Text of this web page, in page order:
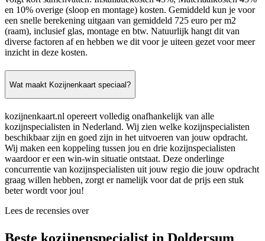
en 10% overige (sloop en montage) kosten. Gemiddeld kun je voor
een snelle berekening uitgaan van gemiddeld 725 euro per m2
(raam), inclusief glas, montage en btw. Natuurlijk hangt dit van
diverse factoren af en hebben we dit voor je uiteen gezet voor meer
inzicht in deze kosten.
Wat maakt Kozijnenkaart speciaal?
kozijnenkaart.nl opereert volledig onafhankelijk van alle
kozijnspecialisten in Nederland. Wij zien welke kozijnspecialisten
beschikbaar zijn en goed zijn in het uitvoeren van jouw opdracht.
Wij maken een koppeling tussen jou en drie kozijnspecialisten
waardoor er een win-win situatie ontstaat. Deze onderlinge
concurrentie van kozijnspecialisten uit jouw regio die jouw opdracht
graag willen hebben, zorgt er namelijk voor dat de prijs een stuk
beter wordt voor jou!
Lees de recensies over